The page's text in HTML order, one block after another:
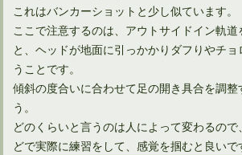
これはバンカーショットと少し似ています。
ここで注意するのは、アウトサイドイン軌道
と、ヘッドが地面に引っかかりダフりやチョ
うことです。
傾斜の度合いに合わせて足の開き具合を調整
う。
どのくらいと言うのは人によって変わるの
どで実際に練習をして、感覚を掴むと良いで